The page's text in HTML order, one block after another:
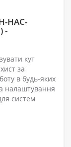
HAC-
-
кут
за
в будь-яких
налаштування
систем